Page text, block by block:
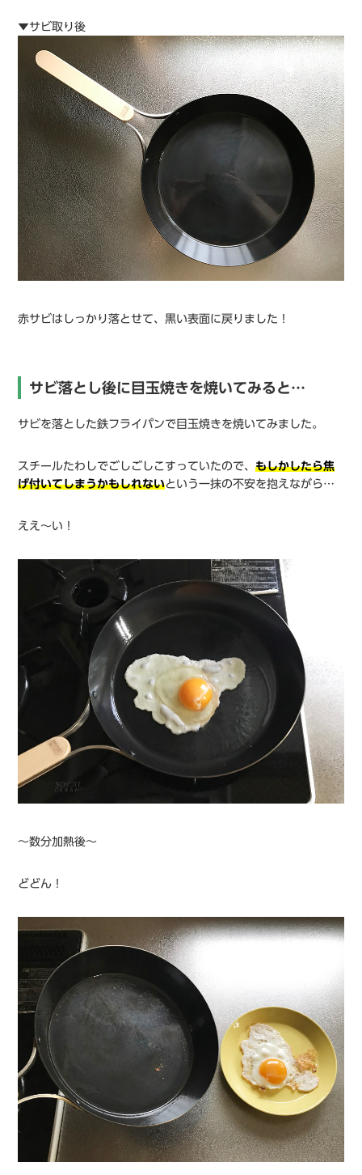
▼サビ取り後
赤サビはしっかり落とせて、黒い表面に戻りました！
サビ落とし後に目玉焼きを焼いてみると…
サビを落とした鉄フライパンで目玉焼きを焼いてみました。
スチールたわしでごしごしこすっていたので、もしかしたら焦
げ付いてしまうかもしれないという一抹の不安を抱えながら…
ええ〜い！
〜数分加熱後〜
どどん！